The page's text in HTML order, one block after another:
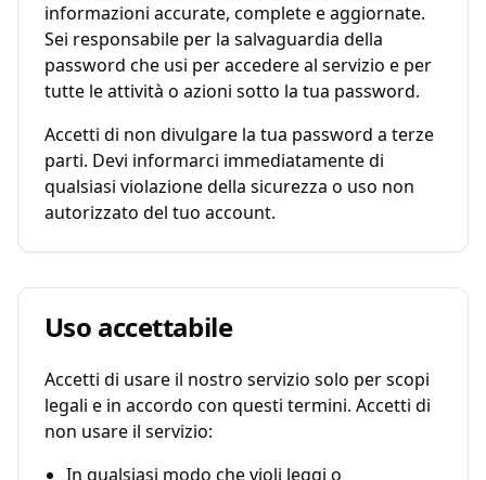
informazioni accurate, complete e aggiornate.
Sei responsabile per la salvaguardia della
password che usi per accedere al servizio e per
tutte le attività o azioni sotto la tua password.
Accetti di non divulgare la tua password a terze
parti. Devi informarci immediatamente di
qualsiasi violazione della sicurezza o uso non
autorizzato del tuo account.
Uso accettabile
Accetti di usare il nostro servizio solo per scopi
legali e in accordo con questi termini. Accetti di
non usare il servizio:
In qualsiasi modo che violi leggi o